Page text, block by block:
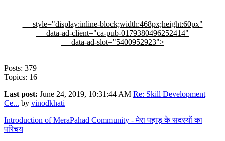
style="display:inline-block;width:468px;height:60px"
data-ad-client="ca-pub-0179380496252414"
data-ad-slot="5400952923">
Posts: 379
Topics: 16
Last post: June 24, 2019, 10:31:44 AM Re: Skill Development
Ce... by vinodkhati
Introduction of MeraPahad Community - मेरा पहाड़ के सदस्यों का
परिचय